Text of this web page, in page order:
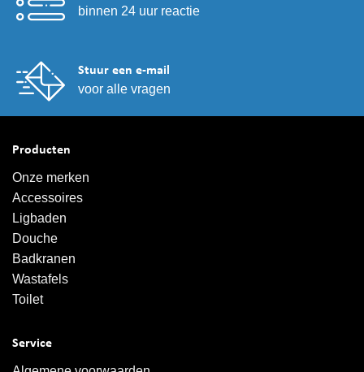
binnen 24 uur reactie
Stuur een e-mail
voor alle vragen
Producten
Onze merken
Accessoires
Ligbaden
Douche
Badkranen
Wastafels
Toilet
Service